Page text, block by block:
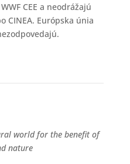
CEE a neodrážajú
CINEA. Európska únia
world for the benefit of
nature